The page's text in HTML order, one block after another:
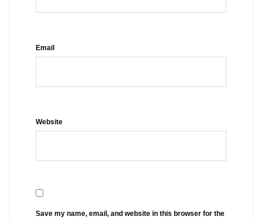
Email
Website
Save my name, email, and website in this browser for the